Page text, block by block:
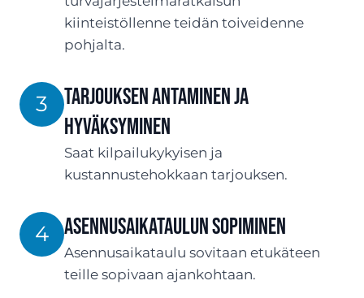
kiinteistöllenne teidän toiveidenne
pohjalta.
3
TARJOUksen antaminen ja
hyväksyminen
Saat kilpailukykyisen ja
kustannustehokkaan tarjouksen.
4 ASENNUSaikataulun sopiminen
Asennusaikataulu sovitaan etukäteen
teille sopivaan ajankohtaan.